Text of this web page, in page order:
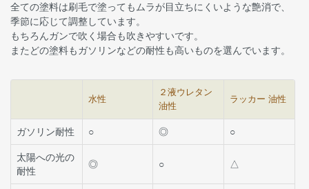
全ての塗料は刷毛で塗ってもムラが目立ちにくいような艶消で、
季節に応じて調整しています。
もちろんガンで吹く場合も吹きやすいです。
またどの塗料もガソリンなどの耐性も高いものを選んでいます。
水性
２液ウレタン
油性
ラッカー 油性
ガソリン耐性 ○ ◎ ○
太陽への光の
耐性
◎ ○ △